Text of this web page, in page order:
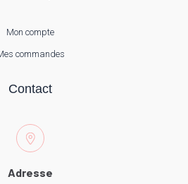
Mon compte
commandes
Contact
Adresse